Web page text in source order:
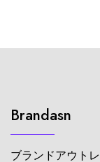
Brandasn
ブランドアウト